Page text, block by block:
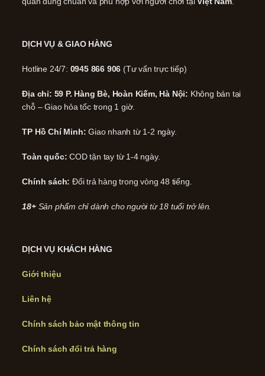
DỊCH VỤ & GIAO HÀNG
Hotline 24/7: 0945 866 906 (Tư vấn trực tiếp)
Địa chỉ: 59 P. Hàng Bè, Hoàn Kiếm, Hà Nội: Không bán tại
chỗ – Giao hỏa tốc trong 1 giờ.
TP Hồ Chí Minh: Giao nhanh từ 1-2 ngày.
Toàn quốc: COD tận tay từ 1-4 ngày.
Chính sách: Đổi trả hàng trong vòng 48 tiếng.
18+ Sản phẩm chỉ dành cho người từ 18 tuổi trở lên.
DỊCH VỤ KHÁCH HÀNG
Giới thiệu
Liên hệ
Chính sách bảo mật thông tin
Chính sách đổi trả hàng